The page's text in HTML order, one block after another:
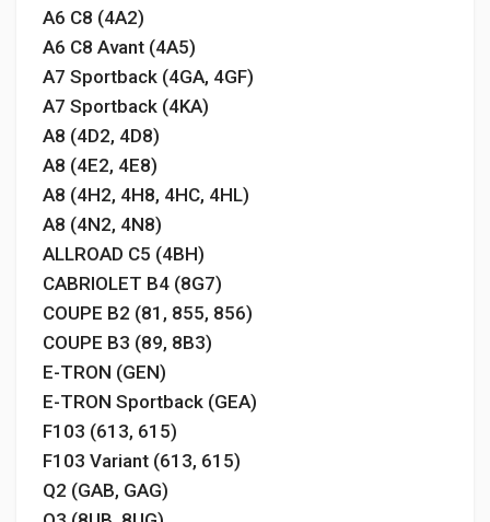
A6 C8 (4A2)
A6 C8 Avant (4A5)
A7 Sportback (4GA, 4GF)
A7 Sportback (4KA)
A8 (4D2, 4D8)
A8 (4E2, 4E8)
A8 (4H2, 4H8, 4HC, 4HL)
A8 (4N2, 4N8)
ALLROAD C5 (4BH)
CABRIOLET B4 (8G7)
COUPE B2 (81, 855, 856)
COUPE B3 (89, 8B3)
E-TRON (GEN)
E-TRON Sportback (GEA)
F103 (613, 615)
F103 Variant (613, 615)
Q2 (GAB, GAG)